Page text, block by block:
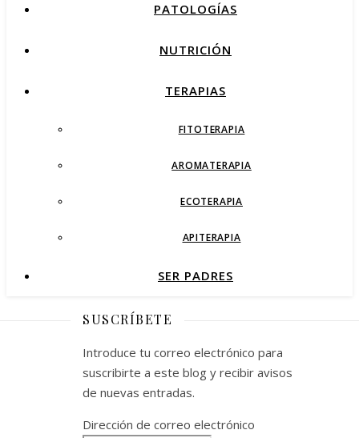
PATOLOGÍAS
NUTRICIÓN
TERAPIAS
FITOTERAPIA
AROMATERAPIA
ECOTERAPIA
APITERAPIA
SER PADRES
SUSCRÍBETE
Introduce tu correo electrónico para
suscribirte a este blog y recibir avisos
de nuevas entradas.
Dirección de correo electrónico